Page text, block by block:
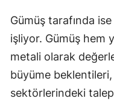
Gümüş tarafında
işliyor. Gümüş hem
metali olarak
büyüme
sektörlerindeki